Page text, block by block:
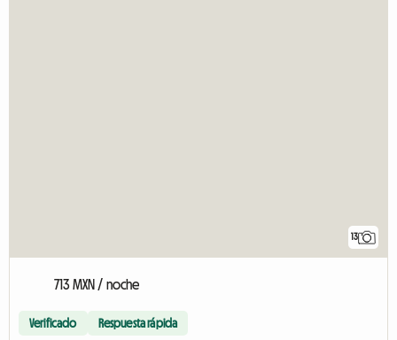
13
713 MXN / noche
Verificado Respuesta rápida